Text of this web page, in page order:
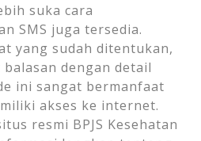
suka cara
SMS juga tersedia.
yang sudah ditentukan,
dengan detail
ini sangat bermanfaat
akses ke internet.
resmi BPJS Kesehatan